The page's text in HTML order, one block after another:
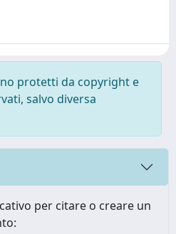
protetti da copyright e
salvo diversa
per citare o creare un